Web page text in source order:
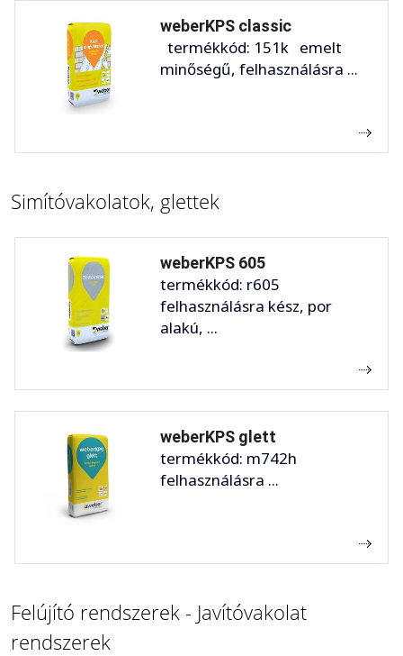
weberKPS classic
termékkód: 151k emelt
minőségű, felhasználásra ...
Simítóvakolatok, glettek
weberKPS 605
termékkód: r605
felhasználásra kész, por
alakú, ...
weberKPS glett
termékkód: m742h
felhasználásra ...
Felújító rendszerek - Javítóvakolat
rendszerek